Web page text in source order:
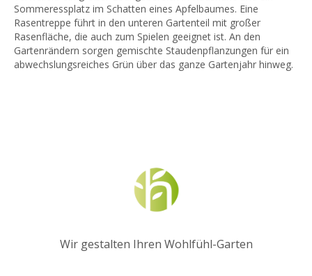
Sommeressplatz im Schatten eines Apfelbaumes. Eine
Rasentreppe führt in den unteren Gartenteil mit großer
Rasenfläche, die auch zum Spielen geeignet ist. An den
Gartenrändern sorgen gemischte Staudenpflanzungen für ein
abwechslungsreiches Grün über das ganze Gartenjahr hinweg.
Wir gestalten Ihren Wohlfühl-Garten